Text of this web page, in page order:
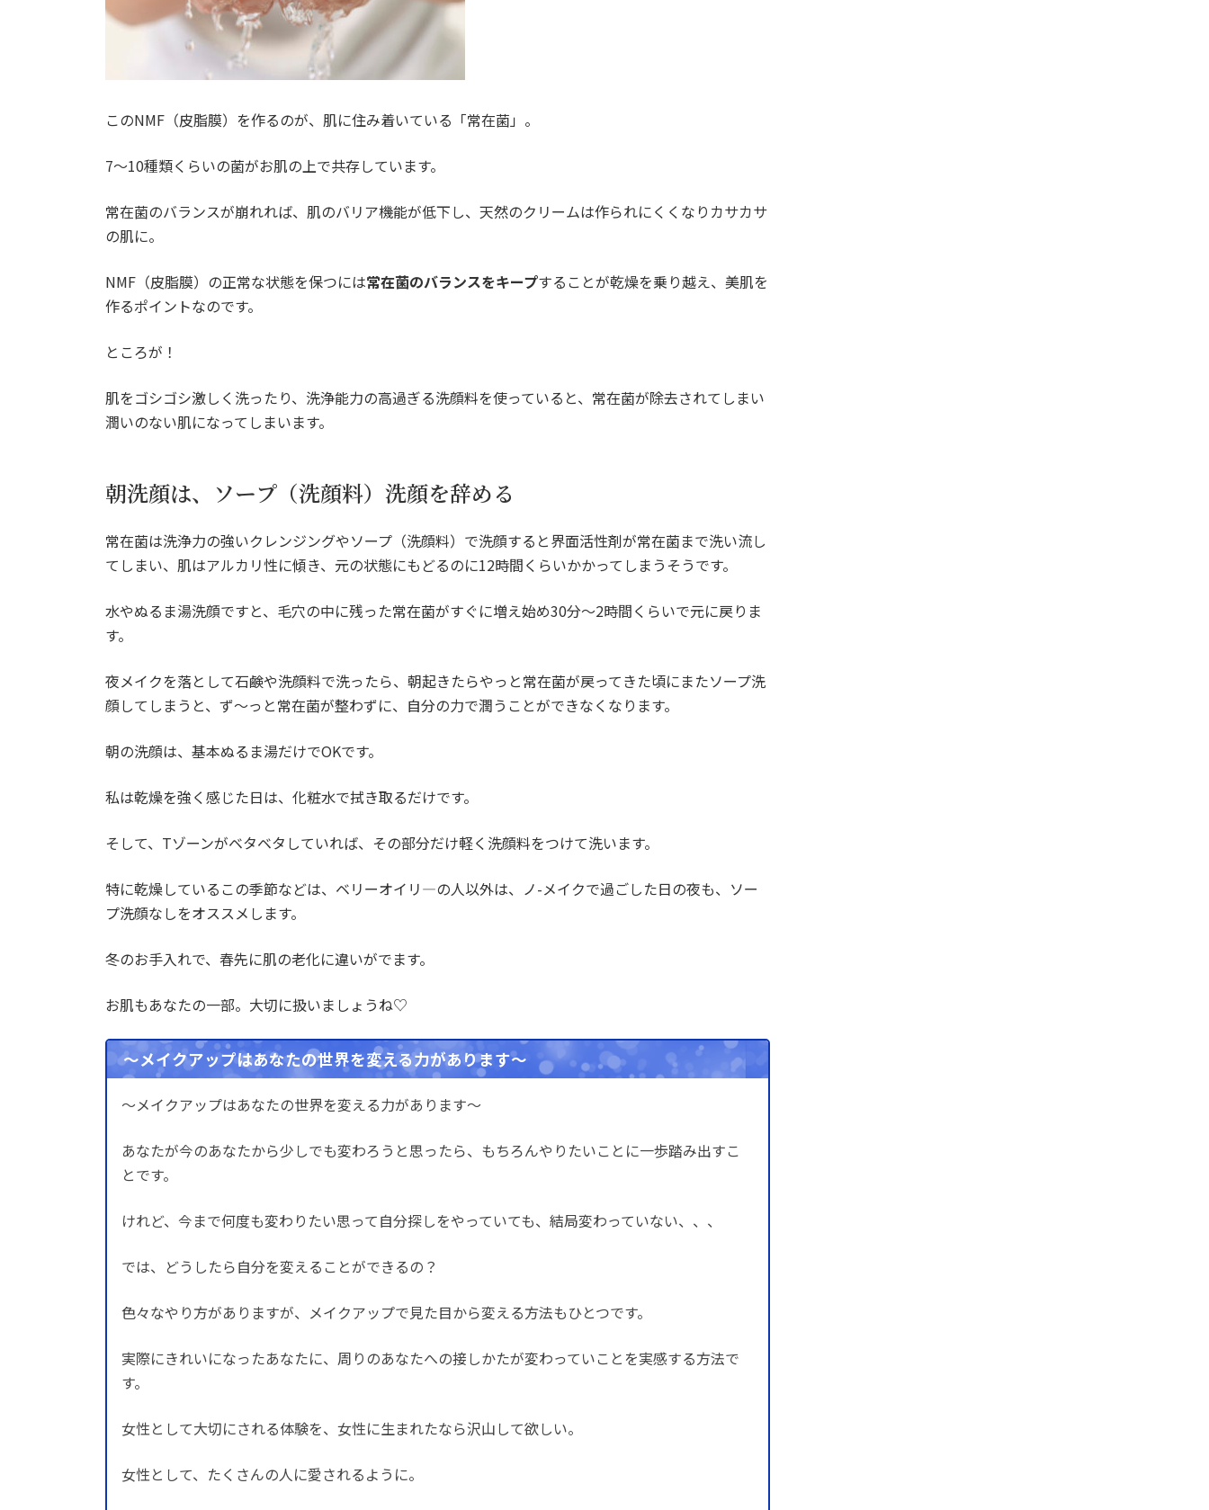
このNMF（皮脂膜）を作るのが、肌に住み着いている「常在菌」。
7～10種類くらいの菌がお肌の上で共存しています。
常在菌のバランスが崩れれば、肌のバリア機能が低下し、天然のクリームは作られにくくなりカサカサ
の肌に。
NMF（皮脂膜）の正常な状態を保つには常在菌のバランスをキープすることが乾燥を乗り越え、美肌を
作るポイントなのです。
ところが！
肌をゴシゴシ激しく洗ったり、洗浄能力の高過ぎる洗顔料を使っていると、常在菌が除去されてしまい
潤いのない肌になってしまいます。
朝洗顔は、ソープ（洗顔料）洗顔を辞める
常在菌は洗浄力の強いクレンジングやソープ（洗顔料）で洗顔すると界面活性剤が常在菌まで洗い流し
てしまい、肌はアルカリ性に傾き、元の状態にもどるのに12時間くらいかかってしまうそうです。
水やぬるま湯洗顔ですと、毛穴の中に残った常在菌がすぐに増え始め30分～2時間くらいで元に戻りま
す。
夜メイクを落として石鹸や洗顔料で洗ったら、朝起きたらやっと常在菌が戻ってきた頃にまたソープ洗
顔してしまうと、ず～っと常在菌が整わずに、自分の力で潤うことができなくなります。
朝の洗顔は、基本ぬるま湯だけでOKです。
私は乾燥を強く感じた日は、化粧水で拭き取るだけです。
そして、Tゾーンがベタベタしていれば、その部分だけ軽く洗顔料をつけて洗います。
特に乾燥しているこの季節などは、ベリーオイリ―の人以外は、ノ-メイクで過ごした日の夜も、ソー
プ洗顔なしをオススメします。
冬のお手入れで、春先に肌の老化に違いがでます。
お肌もあなたの一部。大切に扱いましょうね♡
～メイクアップはあなたの世界を変える力があります～
～メイクアップはあなたの世界を変える力があります～
あなたが今のあなたから少しでも変わろうと思ったら、もちろんやりたいことに一歩踏み出すこ
とです。
けれど、今まで何度も変わりたい思って自分探しをやっていても、結局変わっていない、、、
では、どうしたら自分を変えることができるの？
色々なやり方がありますが、メイクアップで見た目から変える方法もひとつです。
実際にきれいになったあなたに、周りのあなたへの接しかたが変わっていことを実感する方法で
す。
女性として大切にされる体験を、女性に生まれたなら沢山して欲しい。
女性として、たくさんの人に愛されるように。